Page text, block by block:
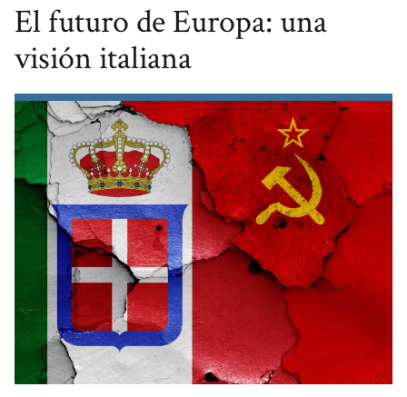
El futuro de Europa: una
visión italiana